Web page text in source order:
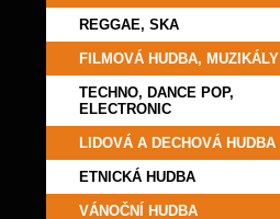
REGGAE, SKA
FILMOVÁ HUDBA, MUZIKÁLY
TECHNO, DANCE POP,
ELECTRONIC
LIDOVÁ A DECHOVÁ HUDBA
ETNICKÁ HUDBA
VÁNOČNÍ HUDBA